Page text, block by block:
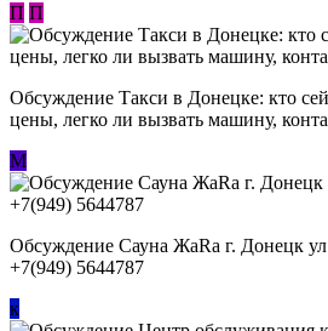
П П
Обсуждение ​Такси в Донецке: кто
цены, легко ли вызвать машину,
М
Обсуждение Сауна ЖаRa г. Донецк
+7(949) 5644787
к